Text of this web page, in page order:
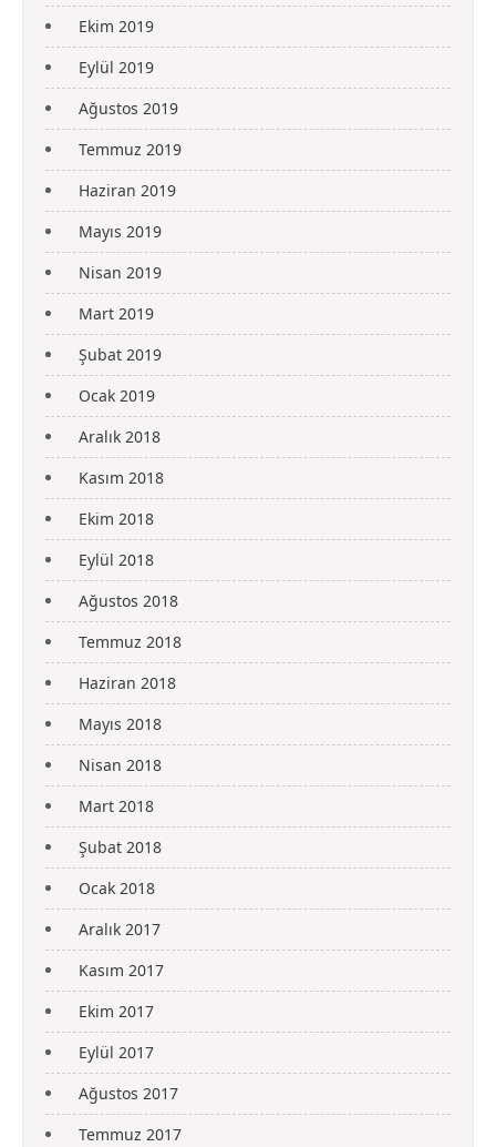
Ekim 2019
Eylül 2019
Ağustos 2019
Temmuz 2019
Haziran 2019
Mayıs 2019
Nisan 2019
Mart 2019
Şubat 2019
Ocak 2019
Aralık 2018
Kasım 2018
Ekim 2018
Eylül 2018
Ağustos 2018
Temmuz 2018
Haziran 2018
Mayıs 2018
Nisan 2018
Mart 2018
Şubat 2018
Ocak 2018
Aralık 2017
Kasım 2017
Ekim 2017
Eylül 2017
Ağustos 2017
Temmuz 2017